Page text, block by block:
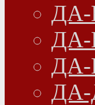
ДА-
ДА-
ДА-
ДА-